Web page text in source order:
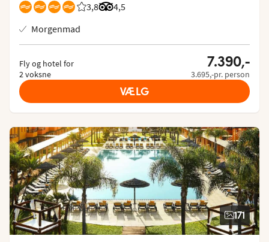
3,8
Bedømmelse fra Spies gæster: 3.8/5
4,5
Bedømmelse fra Tripadvisor: 4.5 of 5
Morgenmad
Fly og hotel for
2 voksne
7.390,-
3.695,-pr. person
VÆLG
171